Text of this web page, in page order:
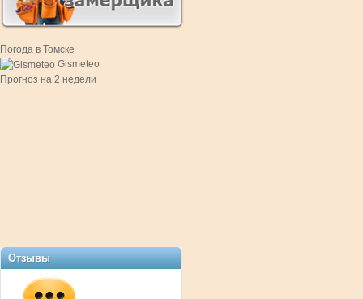
Погода в Томске
Gismeteo
Прогноз на 2 недели
Отзывы